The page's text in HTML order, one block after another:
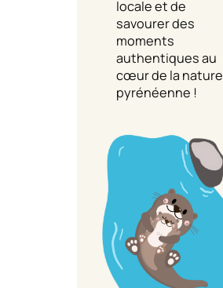
locale et de
savourer des
moments
authentiques au
cœur de la nature
pyrénéenne !